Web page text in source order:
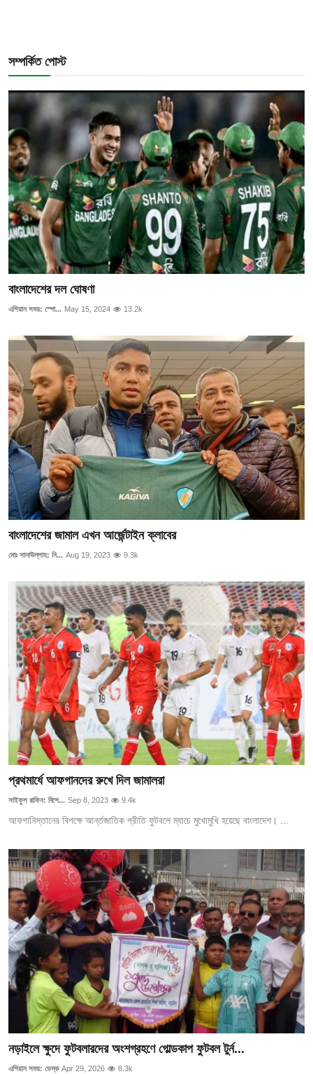
সম্পর্কিত পোস্ট
বাংলাদেশের দল ঘোষণা
এশিয়ান সময়: স্পো... May 15, 2024 13.2k
বাংলাদেশের জামাল এখন আর্জেন্টাইন ক্লাবের
মোঃ সানাউল্লাহ: নি... Aug 19, 2023 9.3k
প্রথমার্ধে আফগানদের রুখে দিল জামালরা
সাইফুল রাফিন: বিশে... Sep 8, 2023 9.4k
আফগানিস্তানের বিপক্ষে আর্ন্তজাতিক প্রীতি ফুটবলে ম্যাচে মুখোমুখি হয়েছে বাংলাদেশ। ...
নড়াইলে ক্ষুদে ফুটবলারদের অংশগ্রহণে গোল্ডকাপ ফুটবল টুর্ন...
এশিয়ান সময়: ডেস্ক Apr 29, 2026 8.3k